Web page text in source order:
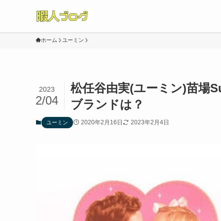
ホーム ユーミン
松任谷由実(ユーミン)苗場
ブランドは？
2023
2/04
ユーミン 2020年2月16日 2023年2月4日